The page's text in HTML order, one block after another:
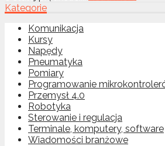
Kategorie
Komunikacja
Kursy
Napędy
Pneumatyka
Pomiary
Programowanie
Przemysł 4.0
Robotyka
Sterowanie i regulacja
Terminale, komputery, software
Wiadomości branżowe